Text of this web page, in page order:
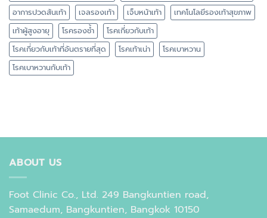
อาการปวดส้นเท้า
เจลรองเท้า เจ็บหน้าเท้า
เทคโนโลยีรองเท้าสุขภาพ
เท้าผู้สูงอายุ
โรครองช้ำ
โรคเกี่ยวกับเท้า
โรคเกี่ยวกับเท้าที่อันตรายที่สุด
โรคเท้าเน่า
โรคเบาหวาน
โรคเบาหวานกับเท้า
ABOUT US
Foot Clinic Co., Ltd. 249 Bangkuntien road,
Samaedum, Bangkuntien, Bangkok 10150